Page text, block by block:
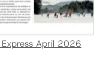
April 2026